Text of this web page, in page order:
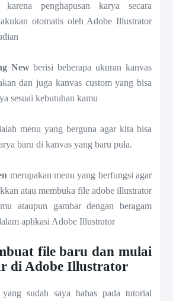
karena penghapusan karya secara
otomatis oleh Adobe Illustrator
Newberisi beberapa ukuran kanvas
dan juga kanvas custom yang bisa
sesuai kebutuhan kamu
menu yang berguna agar kita bisa
baru di kanvas yang baru pula.
merupakan menu yang berfungsi agar
atau membuka file adobe illustrator
ataupun gambar dengan beragam
aplikasi Adobe Illustrator
file baru dan mulai
di Adobe Illustrator
sudah saya bahas pada tutorial